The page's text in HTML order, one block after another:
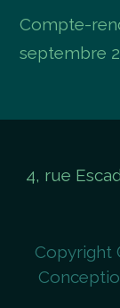
Compte-
septembre
4, rue
Copyright